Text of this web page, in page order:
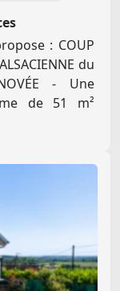
: COUP
du
- Une
de 51 m²